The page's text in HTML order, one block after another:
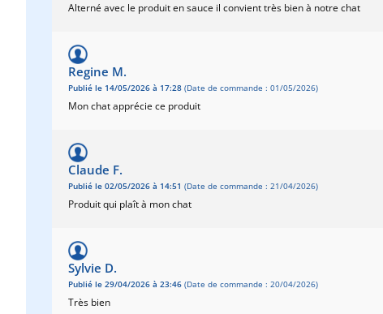
Alterné avec le produit en sauce il convient très bien à notre chat
Regine M.
Publié le 14/05/2026 à 17:28 (Date de commande : 01/05/2026)
Mon chat apprécie ce produit
Claude F.
Publié le 02/05/2026 à 14:51 (Date de commande : 21/04/2026)
Produit qui plaît à mon chat
Sylvie D.
Publié le 29/04/2026 à 23:46 (Date de commande : 20/04/2026)
Très bien